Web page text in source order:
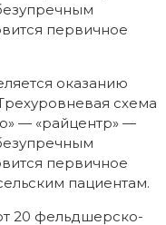
первичное
оказанию
схема
— «райцентр» —
первичное
пациентам.
20 фельдшерско-